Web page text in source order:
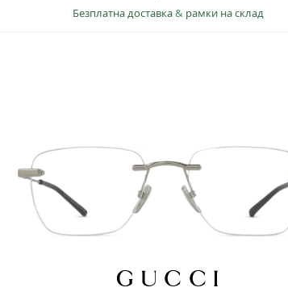
Безплатна доставка& рамки на склад